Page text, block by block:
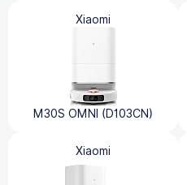
Xiaomi
M30S OMNI (D103CN)
Xiaomi